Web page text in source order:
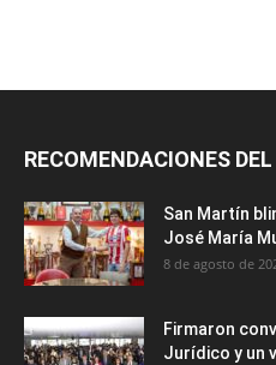
RECOMENDACIONES
San Martín
José María
8 de agosto de
Firmaron
Jurídico y un